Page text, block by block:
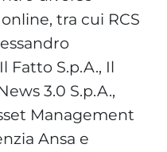
tra cui RCS
Fatto S.p.A., Il
3.0 S.p.A.,
Management
Ansa e